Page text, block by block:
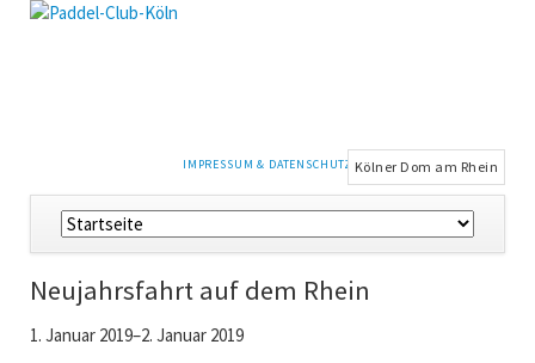
NAVIGATION
IMPRESSUM & DATENSCHUTZ Kölner Dom am Rhein
Navigation
überspringen
Neujahrsfahrt auf dem Rhein
1. Januar 2019–2. Januar 2019